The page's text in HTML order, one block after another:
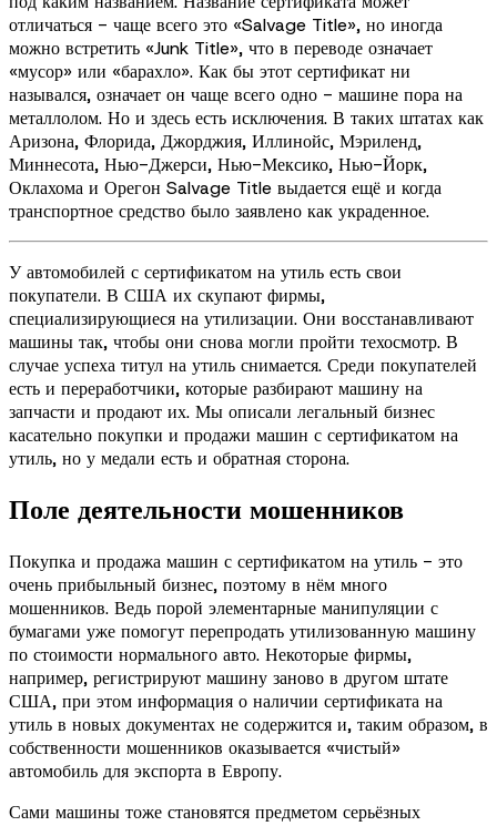
отличаться - чаще всего это «Salvage Title», но иногда
можно встретить «Junk Title», что в переводе означает
«мусор» или «барахло». Как бы этот сертификат ни
назывался, означает он чаще всего одно - машине пора на
металлолом. Но и здесь есть исключения. В таких штатах как
Аризона, Флорида, Джорджия, Иллинойс, Мэриленд,
Миннесота, Нью-Джерси, Нью-Мексико, Нью-Йорк,
Оклахома и Орегон Salvage Title выдается ещё и когда
транспортное средство было заявлено как украденное.
У автомобилей с сертификатом на утиль есть свои
покупатели. В США их скупают фирмы,
специализирующиеся на утилизации. Они восстанавливают
машины так, чтобы они снова могли пройти техосмотр. В
случае успеха титул на утиль снимается. Среди покупателей
есть и переработчики, которые разбирают машину на
запчасти и продают их. Мы описали легальный бизнес
касательно покупки и продажи машин с сертификатом на
утиль, но у медали есть и обратная сторона.
Поле деятельности мошенников
Покупка и продажа машин с сертификатом на утиль - это
очень прибыльный бизнес, поэтому в нём много
мошенников. Ведь порой элементарные манипуляции с
бумагами уже помогут перепродать утилизованную машину
по стоимости нормального авто. Некоторые фирмы,
например, регистрируют машину заново в другом штате
США, при этом информация о наличии сертификата на
утиль в новых документах не содержится и, таким образом, в
собственности мошенников оказывается «чистый»
автомобиль для экспорта в Европу.
Сами машины тоже становятся предметом серьёзных